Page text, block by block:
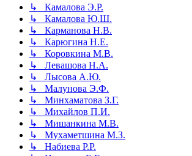
↳ Камалова Э.Р.
↳ Камалова Ю.Ш.
↳ Карманова Н.В.
↳ Карюгина Н.Е.
↳ Коровкина М.В.
↳ Левашова Н.А.
↳ Лысова А.Ю.
↳ Малунова Э.Ф.
↳ Минхаматова З.Г.
↳ Михайлов П.И.
↳ Мишанкина М.В.
↳ Мухаметшина М.З.
↳ Набиева Р.Р.